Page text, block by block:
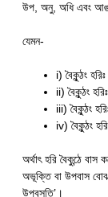
উপ, অনু, অধি এবং আঙ্
যেমন-
i) বৈকুন্ঠং
ii) বৈকুন্ঠং
iii) বৈকুন্ঠং
iv) বৈকুন্ঠং
অর্থাৎ হরি বৈকুন্ঠে বাস
অভূক্তি বা উপবাস
উপবসতি’।